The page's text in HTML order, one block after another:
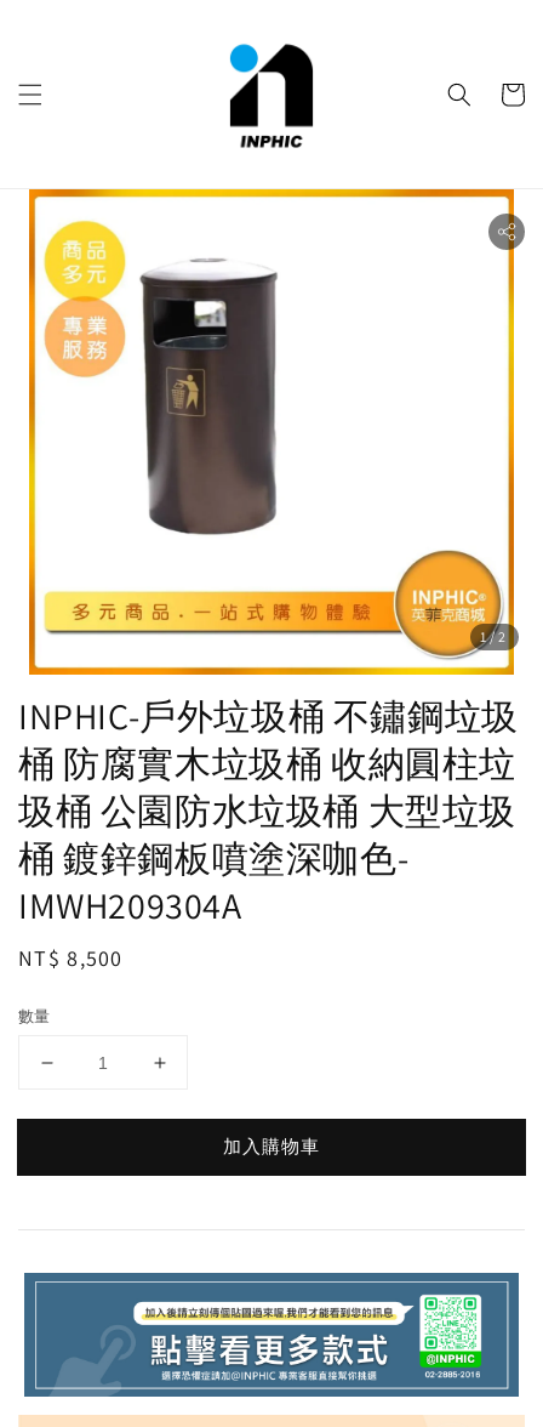
1/2
INPHIC-戶外垃圾桶 不鏽鋼垃圾
桶 防腐實木垃圾桶 收納圓柱垃
圾桶 公園防水垃圾桶 大型垃圾
桶 鍍鋅鋼板噴塗深咖色-
IMWH209304A
Regular
NT$ 8,500
數量
加入購物車